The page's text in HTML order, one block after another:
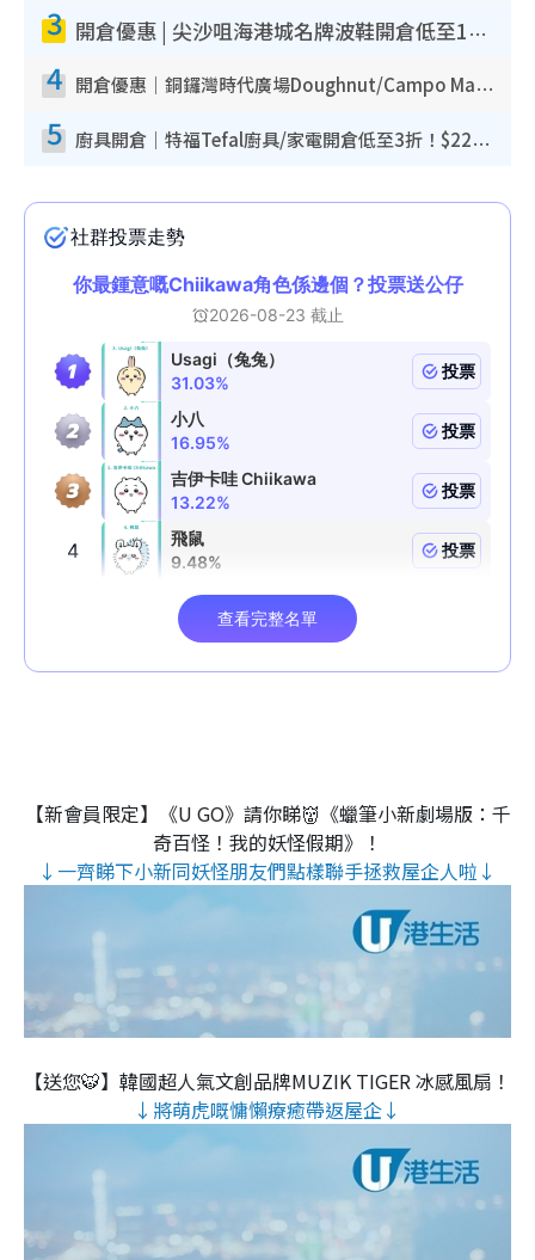
3 開倉優惠 | 尖沙咀海港城名牌波鞋開倉低至1折！On鞋$899起／Joy&Peace鞋履$98起
4 開倉優惠｜銅鑼灣時代廣場Doughnut/Campo Marzio開倉低至1折！背囊、書包、手袋劈價$200起
5 廚具開倉｜特福Tefal廚具/家電開倉低至3折！$220起買平底鍋/炒鑊/湯煲！電飯煲/吸塵機/燙斗$418起
【新會員限定】《U GO》請你睇👹《蠟筆小新劇場版：千
奇百怪！我的妖怪假期》！
↓一齊睇下小新同妖怪朋友們點樣聯手拯救屋企人啦↓
【送您🐯】韓國超人氣文創品牌MUZIK TIGER 冰感風扇！
↓將萌虎嘅慵懶療癒帶返屋企↓